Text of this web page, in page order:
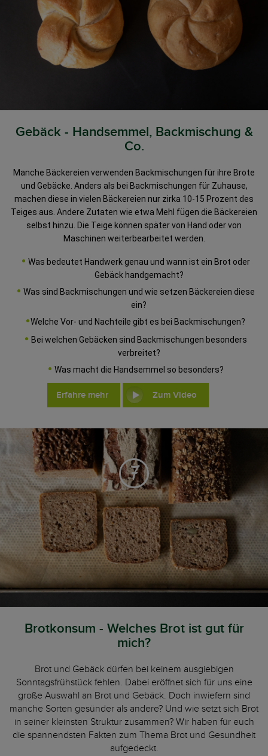
Gebäck - Handsemmel, Backmischung &
Co.
Manche Bäckereien verwenden Backmischungen für ihre Brote
und Gebäcke. Anders als bei Backmischungen für Zuhause,
machen diese in vielen Bäckereien nur zirka 10-15 Prozent des
Teiges aus. Andere Zutaten wie etwa Mehl fügen die Bäckereien
selbst hinzu. Die Teige können später von Hand oder von
Maschinen weiterbearbeitet werden.
Was bedeutet Handwerk genau und wann ist ein Brot oder
Gebäck handgemacht?
Was sind Backmischungen und wie setzen Bäckereien diese
ein?
Welche Vor- und Nachteile gibt es bei Backmischungen?
Bei welchen Gebäcken sind Backmischungen besonders
verbreitet?
Was macht die Handsemmel so besonders?
Erfahre mehr Zum Video
7
Brotkonsum - Welches Brot ist gut für
mich?
Brot und Gebäck dürfen bei keinem ausgiebigen
Sonntagsfrühstück fehlen. Dabei eröffnet sich für uns eine
große Auswahl an Brot und Gebäck. Doch inwiefern sind
manche Sorten gesünder als andere? Und wie setzt sich Brot
in seiner kleinsten Struktur zusammen? Wir haben für euch
die spannendsten Fakten zum Thema Brot und Gesundheit
aufgedeckt.